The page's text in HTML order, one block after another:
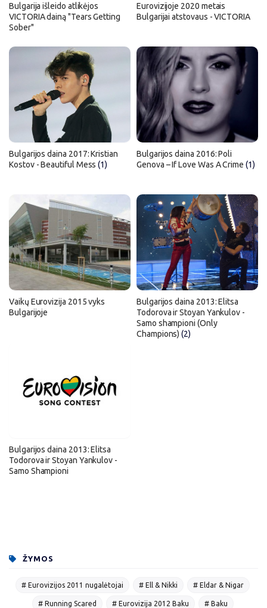
Bulgarija išleido atlikėjos
VICTORIA dainą "Tears Getting
Sober"
Eurovizijoje 2020 metais
Bulgarijai atstovaus - VICTORIA
Bulgarijos daina 2017: Kristian
Kostov - Beautiful Mess(1)
Bulgarijos daina 2016: Poli
Genova – If Love Was A Crime (1)
Vaikų Eurovizija 2015 vyks
Bulgarijoje
Bulgarijos daina 2013: Elitsa
Todorova ir Stoyan Yankulov -
Samo shampioni (Only
Champions)(2)
Bulgarijos daina 2013: Elitsa
Todorova ir Stoyan Yankulov -
Samo Shampioni
ŽYMOS
# Eurovizijos 2011 nugalėtojai # Ell & Nikki # Eldar & Nigar
# Running Scared # Eurovizija 2012 Baku # Baku